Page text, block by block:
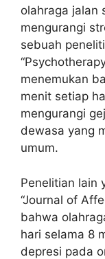
olahraga jalan
mengurangi
sebuah
menemukan
menit setiap
mengurangi
dewasa yang
umum.
Penelitian lain
“Journal of
bahwa
hari selama 8
depresi pada